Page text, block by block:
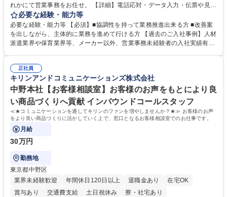
れかにて営業事務をお任せ。 【詳細】電話応対・データ入力・伝票や見積
の作成・カタログ送付・来客対応・営業所内で発生する事務業務や業務改
善をお任せ。 【教育制度】ご入社後、育成担当とペアになりながらOJTに
て業務を覚えていただくことが可能です。業務システムがきちんと構築さ
れているため、スムーズに仕事に慣れることができる環境です。また、
募集職種 【大阪・京都・滋賀】営業事務 ※未経験可
必要な経験・能力等
必要な経験・能力等 【必須】■協調性を持って業務推進出来る方 ■改善案
を出しながら、主体的に業務を進めて行ける方 【過去のご入社事例】人材
派遣業界や保育業界等、メーカー以外、営業事務未経験者の入社実績有
えて、お客様や社員の状況に合わせ、能動的なサポート、改善の動きも期
待され。組織を支えるスペシャリストとして、チームに貢献し、結果的に
社員から頼られる存在になることができます。平均19:30の退勤以降の業
務の持ち帰りも禁止されており、メリハリのある働き方となります。 学
歴・資格 学歴：大学院 大学 高専 短大 語学力： 資格：
正社員
キリンアンドコミュニケーションズ株式会社
中野本社【お客様相談室】お客様のお声をもとにより良
い商品づくりへ貢献 インバウンドコールスタッフ
≪★コミュニケーションを通してキリンのファンを増やしませんか？★≫ お客様のお声
をより良い商品づくりに活かしていく上で、窓口となるお客様相談室でのお仕事です。
月給
30万円
勤務地
東京都中野区
業界未経験歓迎
年間休日120日以上 退職金あり
在宅OK
賞与あり
交通費支給 土日祝休み 寮・社宅あり